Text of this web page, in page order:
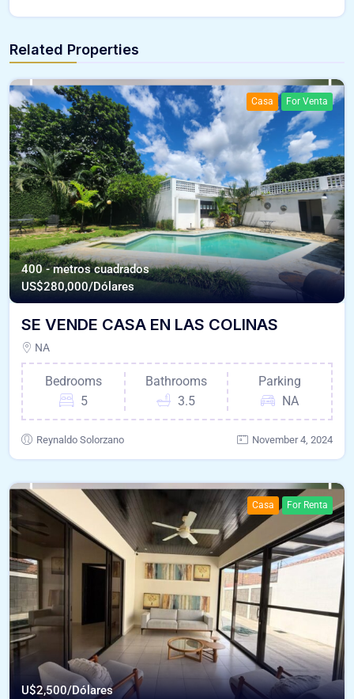
Related Properties
Casa For Venta
400 - metros cuadrados
US$280,000/Dólares
SE VENDE CASA EN LAS COLINAS
NA
Bedrooms
5
Bathrooms
3.5
Parking
NA
Reynaldo Solorzano November 4, 2024
Casa For Renta
U$2,500/Dólares